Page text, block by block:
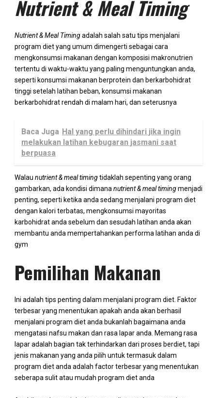
Nutrient & Meal Timing
Nutrient & Meal Timingadalah salah satu tips menjalani
program diet yang umum dimengerti sebagai cara
mengkonsumsi makanan dengan komposisi makronutrien
tertentu di waktu-waktu yang paling menguntungkan anda,
seperti konsumsi makanan berprotein dan berkarbohidrat
tinggi setelah latihan beban, konsumsi makanan
berkarbohidrat rendah di malam hari, dan seterusnya
Baca Juga Hal yang perlu dihindari jika ingin
melakukan latihan kebugaran jasmani saat
berpuasa
Walau nutrient & meal timingtidaklah sepenting yang orang
gambarkan, ada kondisi dimana nutrient & meal timingmenjadi
penting, seperti ketika anda sedang menjalani program diet
dengan kalori terbatas, mengkonsumsi mayoritas
karbohidrat anda sebelum dan sesudah latihan anda akan
membantu anda mempertahankan performa latihan anda di
gym
Pemilihan Makanan
Ini adalah tips penting dalam menjalani program diet. Faktor
terbesar yang menentukan apakah anda akan berhasil
menjalani program diet anda bukanlah bagaimana anda
mengatasi nafsu makan dan rasa lapar anda. Memang rasa
lapar adalah bagian tak terhindarkan dari proses berdiet, tapi
jenis makanan yang anda pilih untuk termasuk dalam
program diet anda adalah factor terbesar yang menentukan
seberapa sulit atau mudah program diet anda